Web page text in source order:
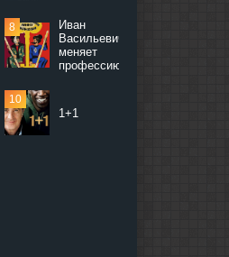
Иван
Васильевич
меняет
профессию
1+1